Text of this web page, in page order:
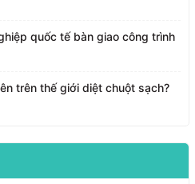
quốc tế bàn giao công trình
trên thế giới diệt chuột sạch?